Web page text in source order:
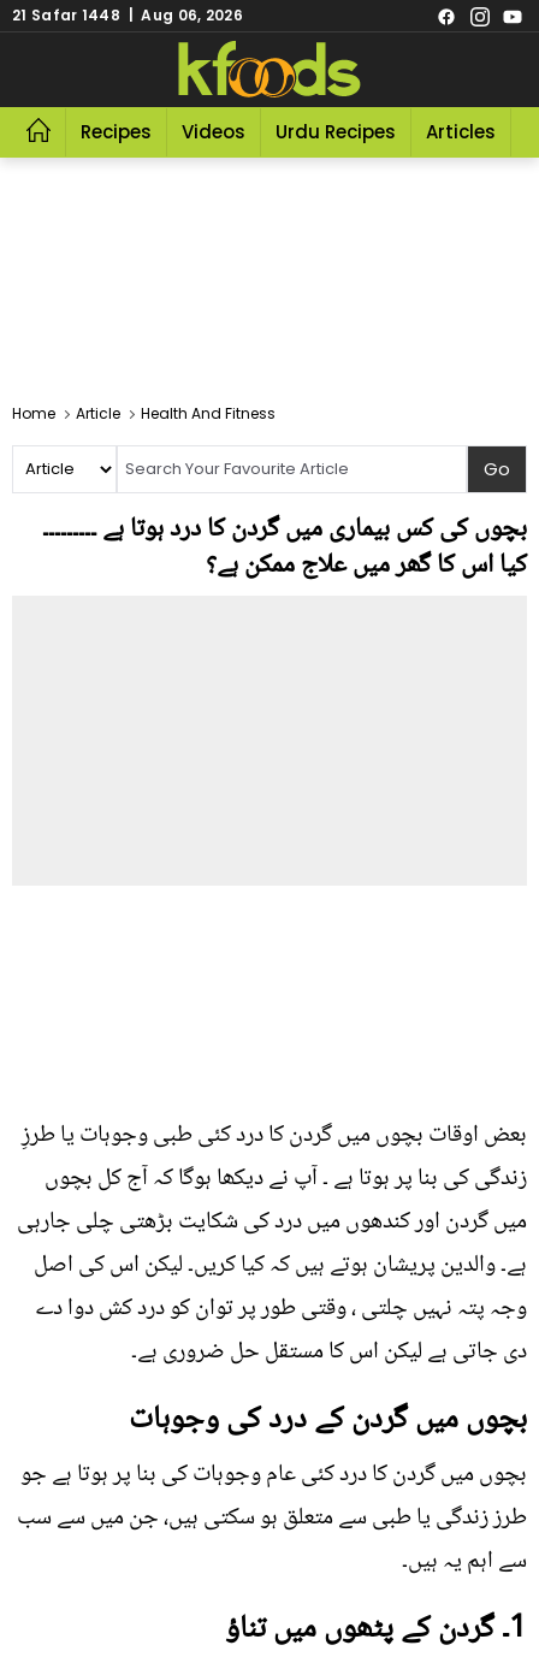
21 Safar 1448 | Aug 06, 2026
Recipes Videos Urdu Recipes Articles
Home Article Health And Fitness
بچوں کی کس بیماری میں گردن کا درد ہوتا ہے ۔۔۔۔۔۔۔۔۔
کیا اس کا گھر میں علاج ممکن ہے؟
بعض اوقات بچوں میں گردن کا درد کئی طبی وجوہات یا طرزِ
زندگی کی بنا پر ہوتا ہے ۔ آپ نے دیکھا ہوگا کہ آج کل بچوں
میں گردن اور کندھوں میں درد کی شکایت بڑھتی چلی جارہی
ہے۔ والدین پریشان ہوتے ہیں کہ کیا کریں۔ لیکن اس کی اصل
وجہ پتہ نہیں چلتی ، وقتی طور پر توان کو درد کش دوا دے
دی جاتی ہے لیکن اس کا مستقل حل ضروری ہے۔
بچوں میں گردن کے درد کی وجوہات
بچوں میں گردن کا درد کئی عام وجوہات کی بنا پر ہوتا ہے جو
طرز زندگی یا طبی سے متعلق ہو سکتی ہیں، جن میں سے سب
سے اہم یہ ہیں۔
1۔ گردن کے پٹھوں میں تناؤ